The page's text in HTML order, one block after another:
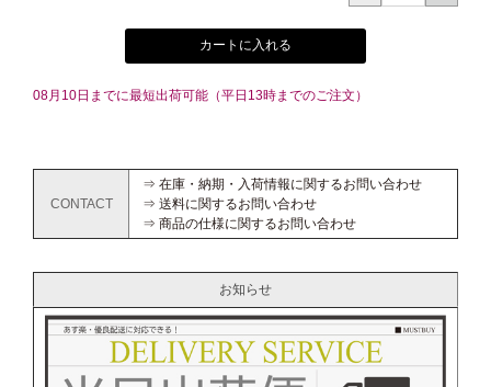
カートに入れる
08月10日までに最短出荷可能（平日13時までのご注文）
CONTACT
⇒ 在庫・納期・入荷情報に関するお問い合わせ
⇒ 送料に関するお問い合わせ
⇒ 商品の仕様に関するお問い合わせ
お知らせ